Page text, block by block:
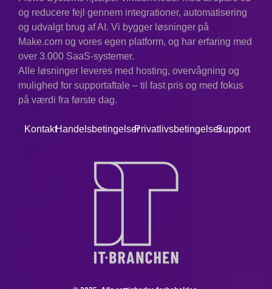
og reducere fejl gennem integrationer, automatisering
og udvalgt brug af AI. Vi bygger løsninger på
Make.com og vores egen platform, og har erfaring med
over 3.000 SaaS-systemer.
Alle løsninger leveres med hosting, overvågning og
mulighed for supportaftale – til fast pris og med fokus
på værdi fra første dag.
KontaktHandelsbetingelserPrivatlivsbetingelserSupport